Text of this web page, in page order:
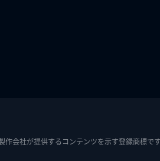
作会社が提供するコンテンツを示す登録商標で